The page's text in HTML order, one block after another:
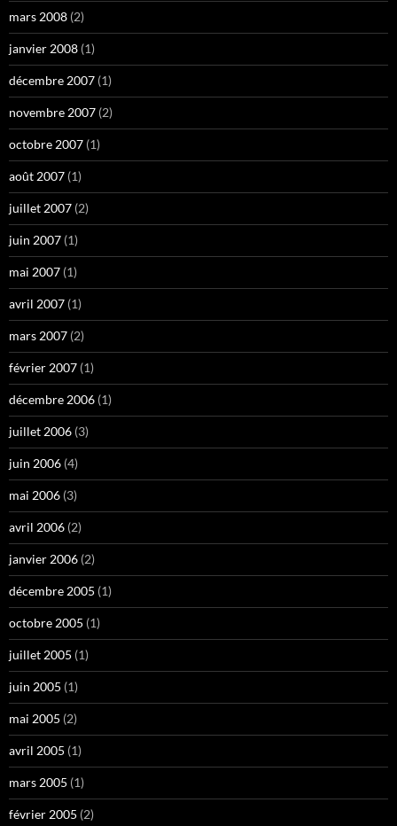
mars 2008 (2)
janvier 2008 (1)
décembre 2007 (1)
novembre 2007 (2)
octobre 2007 (1)
août 2007 (1)
juillet 2007 (2)
juin 2007 (1)
mai 2007 (1)
avril 2007 (1)
mars 2007 (2)
février 2007 (1)
décembre 2006 (1)
juillet 2006 (3)
juin 2006 (4)
mai 2006 (3)
avril 2006 (2)
janvier 2006 (2)
décembre 2005 (1)
octobre 2005 (1)
juillet 2005 (1)
juin 2005 (1)
mai 2005 (2)
avril 2005 (1)
mars 2005 (1)
février 2005 (2)